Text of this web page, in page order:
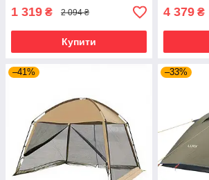
1 319 ₴ 2 094 ₴
Купити
4 379 ₴
–41% –33%